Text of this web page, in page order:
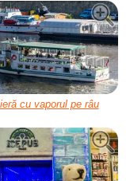
cu vaporul pe râu